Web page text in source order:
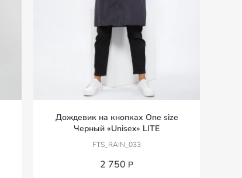
Дождевик на кнопках One size
Черный «Unisex» LITE
FTS_RAIN_033
2 750 Р